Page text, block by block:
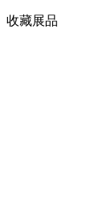
收藏展品